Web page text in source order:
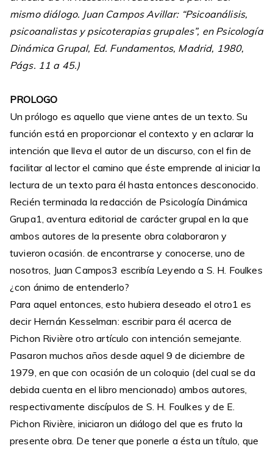
mismo diálogo. Juan Campos Avillar: “Psicoanálisis,
psicoanalistas y psicoterapias grupales”, en Psicología
Dinámica Grupal, Ed. Fundamentos, Madrid, 1980,
Págs. 11 a 45.)
PROLOGO
Un prólogo es aquello que viene antes de un texto. Su
función está en proporcionar el contexto y en aclarar la
intención que lleva el autor de un discurso, con el fin de
facilitar al lector el camino que éste emprende al iniciar la
lectura de un texto para él hasta entonces desconocido.
Recién terminada la redacción de Psicología Dinámica
Grupa1, aventura editorial de carácter grupal en la que
ambos autores de la presente obra colaboraron y
tuvieron ocasión. de encontrarse y conocerse, uno de
nosotros, Juan Campos3 escribía Leyendo a S. H. Foulkes
¿con ánimo de entenderlo?
Para aquel entonces, esto hubiera deseado el otro1 es
decir Hernán Kesselman: escribir para él acerca de
Pichon Rivière otro artículo con intención semejante.
Pasaron muchos años desde aquel 9 de diciembre de
1979, en que con ocasión de un coloquio (del cual se da
debida cuenta en el libro mencionado) ambos autores,
respectivamente discípulos de S. H. Foulkes y de E.
Pichon Rivière, iniciaron un diálogo del que es fruto la
presente obra. De tener que ponerle a ésta un título, que